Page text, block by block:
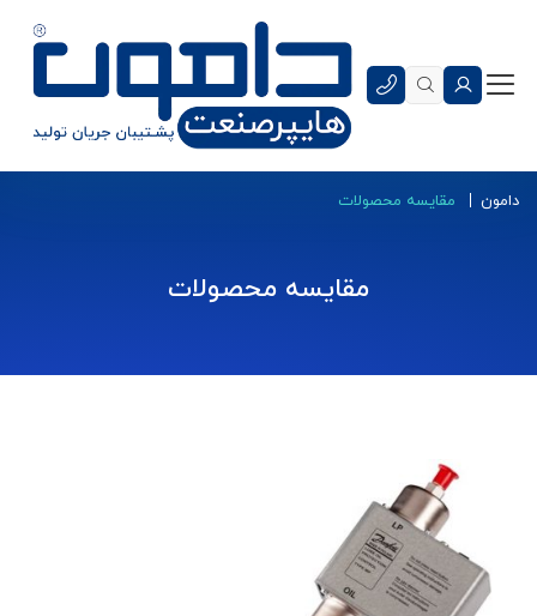
دامون مقایسه محصولات
مقایسه محصولات